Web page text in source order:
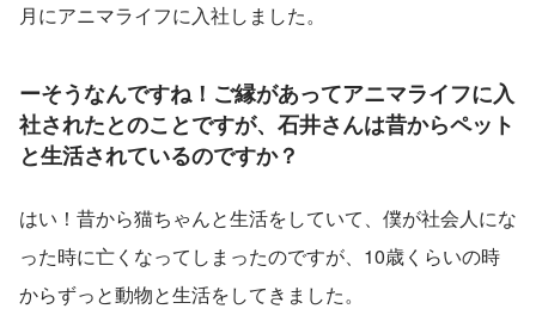
月にアニマライフに入社しました。
ーそうなんですね！ご縁があってアニマライフに入
社されたとのことですが、石井さんは昔からペット
と生活されているのですか？
はい！昔から猫ちゃんと生活をしていて、僕が社会人にな
った時に亡くなってしまったのですが、10歳くらいの時
からずっと動物と生活をしてきました。